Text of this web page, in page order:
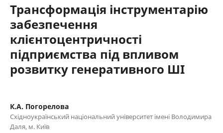
Трансформація інструментарію
забезпечення
клієнтоцентричності
підприємства під впливом
розвитку генеративного ШІ
К.А. Погорелова
Східноукраїнський національний університет імені Володимира
Даля, м. Київ